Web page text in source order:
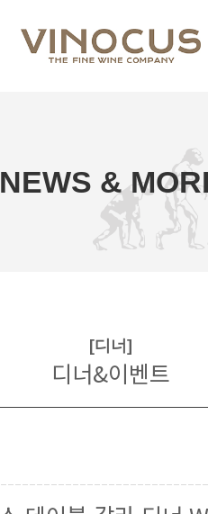
NEWS &
[디너]
디너&이벤트